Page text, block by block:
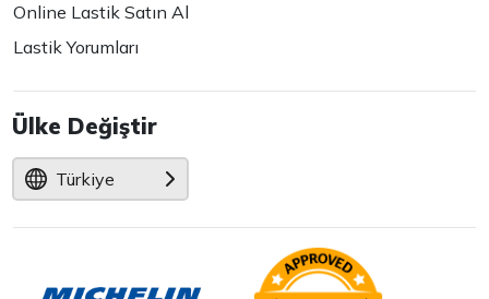
Online Lastik Satın Al
Lastik Yorumları
Ülke Değiştir
Türkiye